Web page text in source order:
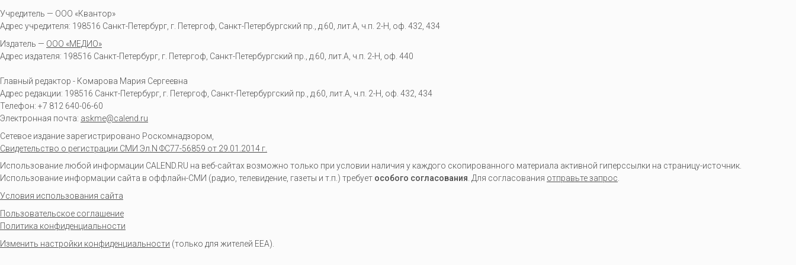
Учредитель — ООО «Квантор»
Адрес учредителя: 198516 Санкт-Петербург, г. Петергоф, Санкт-Петербургский пр., д.60, лит.А, ч.п. 2-Н, оф. 432, 434
Издатель — ООО «МЕДИО»
Адрес издателя: 198516 Санкт-Петербург, г. Петергоф, Санкт-Петербургский пр., д.60, лит.А, ч.п. 2-Н, оф. 440
Главный редактор - Комарова Мария Сергеевна
Адрес редакции: 198516 Санкт-Петербург, г. Петергоф Санкт-Петербургский пр., д.60, лит.А, ч.п. 2-Н, оф. 432, 434
Телефон: +7 812 640-06-60
Электронная почта: askme@calend.ru
Сетевое издание зарегистрировано Роскомнадзором,
Свидетельство о регистрации СМИ Эл.N ФС77-56859 от 29.01.2014 г.
Использование любой информации CALEND.RU на веб-сайтах возможно только при условии наличия у каждого скопированного материала активной гиперссылки на страницу-источник.
Использование информации сайта в оффлайн-СМИ (радио, телевидение, газеты и т.п.) требует особого согласования. Для согласования отправьте запрос.
Условия использования сайта
Пользовательское соглашение
Политика конфиденциальности
Изменить настройки конфиденциальности (только для жителей EEA).